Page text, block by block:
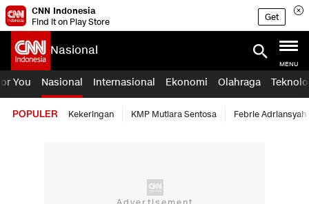
CNN Indonesia
Find it on Play Store
Get
Nasional
MENU
You Nasional Internasional Ekonomi Olahraga
POPULER Kekeringan KMP Mutiara Sentosa Febrie Adriansyah